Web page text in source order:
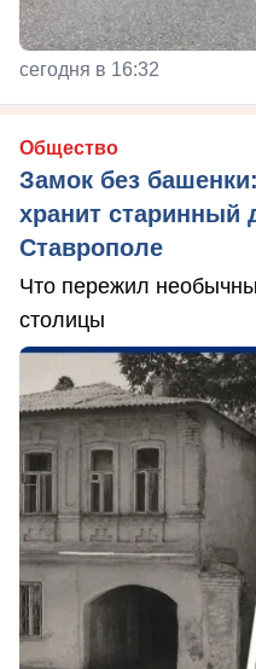
сегодня в 16:32
Общество
Замок без
хранит старинный
Ставрополе
Что пережил
столицы